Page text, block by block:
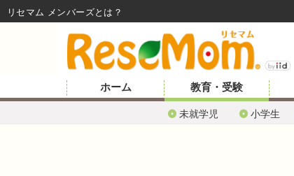
ホーム 教育・受験
未就学児 小学生
リセマム メンバーズ